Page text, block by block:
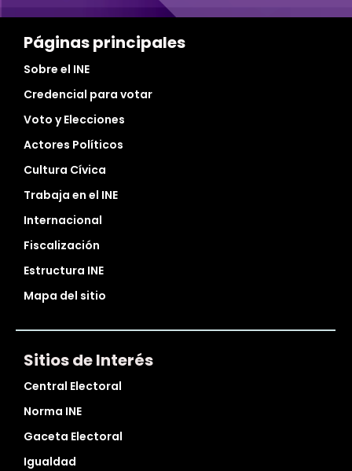
Páginas principales
Sobre el INE
Credencial para votar
Voto y Elecciones
Actores Políticos
Cultura Cívica
Trabaja en el INE
Internacional
Fiscalización
Estructura INE
Mapa del sitio
Sitios de Interés
Central Electoral
Norma INE
Gaceta Electoral
Igualdad